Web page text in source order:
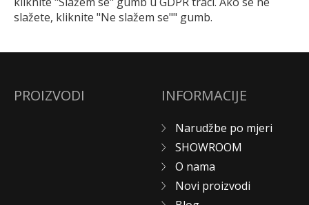
slažete, kliknite "Ne slažem se"" gumb.
PROIZVODI INFORMACIJE
Narudžbe po mjeri
SHOWROOM
O nama
Novi proizvodi